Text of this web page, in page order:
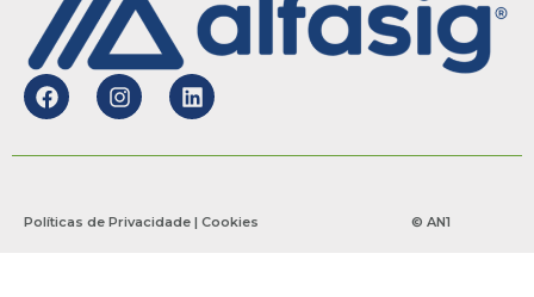
Políticas de Privacidade | Cookies © AN1